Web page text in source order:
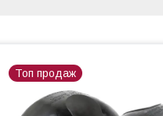
Топ продаж